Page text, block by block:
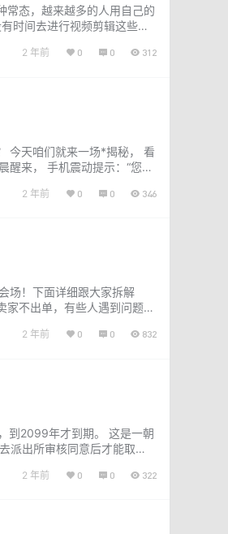
常态，越来越多的人用自己的
时间去进行视频剪辑这些后
2 年前 0 0 312
今天咱们就来一场*揭秘， 看
来， 手机震动提示：“您已
2 年前 0 0 346
场！下面详细跟大家拆解
不出单，有些人遇到问题会
2 年前 0 0 832
到2099年才到期。 这是一朝
派出所审核同意后才能取
2 年前 0 0 322